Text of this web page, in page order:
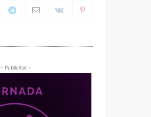
- Publicitat -